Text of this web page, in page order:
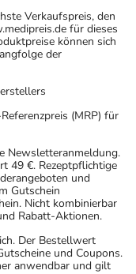
Verkaufspreis, den
für dieses
können sich
der
(MRP) für
Newsletteranmeldung.
49 €. Rezeptpflichtige
und
Gutschein
Nicht kombinierbar
Rabatt-Aktionen.
Der Bestellwert
und Coupons.
anwendbar und gilt